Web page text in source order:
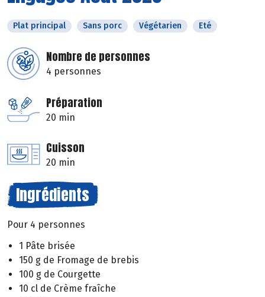
Plat principal Sans porc Végétarien Eté
Nombre de personnes
4 personnes
Préparation
20 min
Cuisson
20 min
Ingrédients
Pour 4 personnes
1 Pâte brisée
150 g de Fromage de brebis
100 g de Courgette
10 cl de Crème fraîche